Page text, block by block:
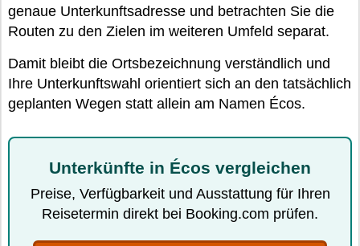
genaue Unterkunftsadresse und betrachten Sie die
Routen zu den Zielen im weiteren Umfeld separat.
Damit bleibt die Ortsbezeichnung verständlich und
Ihre Unterkunftswahl orientiert sich an den tatsächlich
geplanten Wegen statt allein am Namen Écos.
Unterkünfte in Écos vergleichen
Preise, Verfügbarkeit und Ausstattung für Ihren
Reisetermin direkt bei Booking.com prüfen.